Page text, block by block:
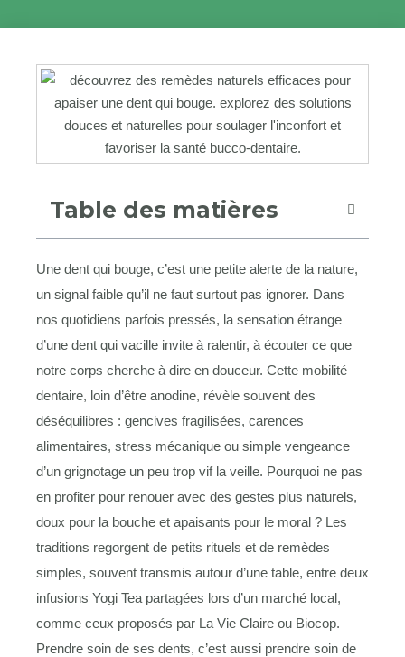
Table des matières
Une dent qui bouge, c’est une petite alerte de la nature,
un signal faible qu’il ne faut surtout pas ignorer. Dans
nos quotidiens parfois pressés, la sensation étrange
d’une dent qui vacille invite à ralentir, à écouter ce que
notre corps cherche à dire en douceur. Cette mobilité
dentaire, loin d’être anodine, révèle souvent des
déséquilibres : gencives fragilisées, carences
alimentaires, stress mécanique ou simple vengeance
d’un grignotage un peu trop vif la veille. Pourquoi ne pas
en profiter pour renouer avec des gestes plus naturels,
doux pour la bouche et apaisants pour le moral ? Les
traditions regorgent de petits rituels et de remèdes
simples, souvent transmis autour d’une table, entre deux
infusions Yogi Tea partagées lors d’un marché local,
comme ceux proposés par La Vie Claire ou Biocop.
Prendre soin de ses dents, c’est aussi prendre soin de